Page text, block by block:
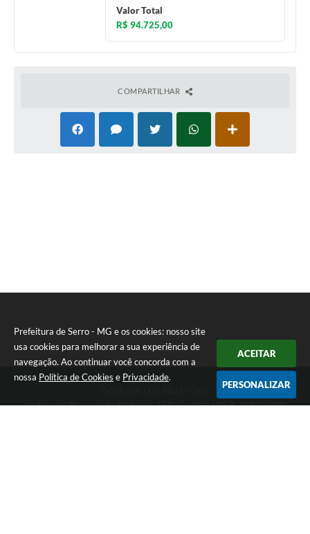
Prefeitura de Serro - MG e os cookies: nosso site
usa cookies para melhorar a sua experiência de
navegação. Ao continuar você concorda com a
nossa Política de Cookies e Privacidade.
ACEITAR
PERSONALIZAR
Valor Total
R$ 94.725,00
COMPARTILHAR
Endereço: Praça João Pinheiro, 154 - Centro | CEP: 39150-000